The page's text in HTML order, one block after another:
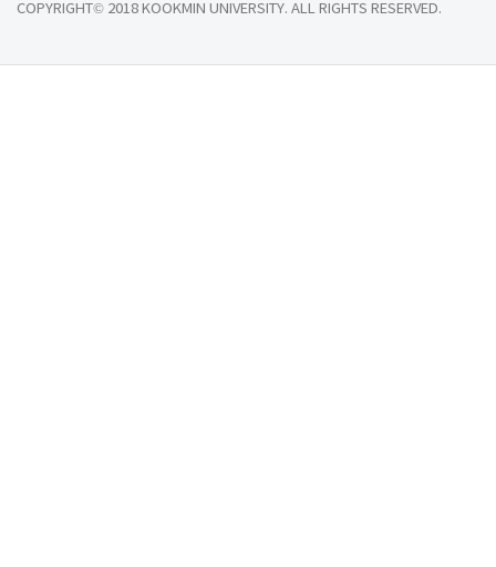
COPYRIGHT© 2018 KOOKMIN UNIVERSITY. ALL RIGHTS RESERVED.